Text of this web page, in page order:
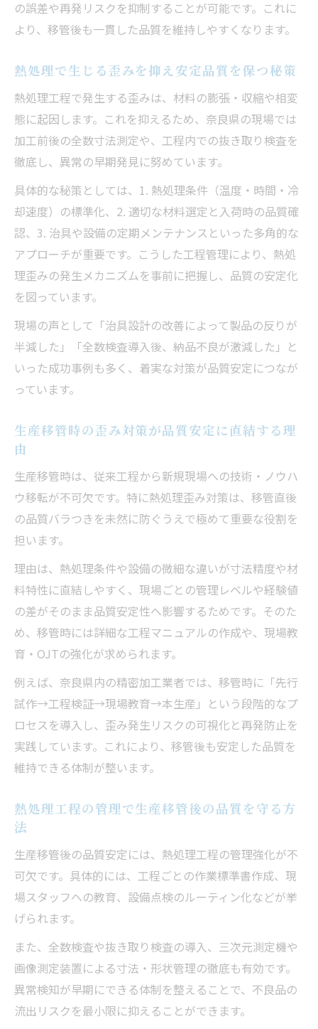
の誤差や再発リスクを抑制することが可能です。これに
より、移管後も一貫した品質を維持しやすくなります。
熱処理で生じる歪みを抑え安定品質を保つ秘策
熱処理工程で発生する歪みは、材料の膨張・収縮や相変
態に起因します。これを抑えるため、奈良県の現場では
加工前後の全数寸法測定や、工程内での抜き取り検査を
徹底し、異常の早期発見に努めています。
具体的な秘策としては、1. 熱処理条件（温度・時間・冷
却速度）の標準化、2. 適切な材料選定と入荷時の品質確
認、3. 治具や設備の定期メンテナンスといった多角的な
アプローチが重要です。こうした工程管理により、熱処
理歪みの発生メカニズムを事前に把握し、品質の安定化
を図っています。
現場の声として「治具設計の改善によって製品の反りが
半減した」「全数検査導入後、納品不良が激減した」と
いった成功事例も多く、着実な対策が品質安定につなが
っています。
生産移管時の歪み対策が品質安定に直結する理
由
生産移管時は、従来工程から新規現場への技術・ノウハ
ウ移転が不可欠です。特に熱処理歪み対策は、移管直後
の品質バラつきを未然に防ぐうえで極めて重要な役割を
担います。
理由は、熱処理条件や設備の微細な違いが寸法精度や材
料特性に直結しやすく、現場ごとの管理レベルや経験値
の差がそのまま品質安定性へ影響するためです。そのた
め、移管時には詳細な工程マニュアルの作成や、現場教
育・OJTの強化が求められます。
例えば、奈良県内の精密加工業者では、移管時に「先行
試作→工程検証→現場教育→本生産」という段階的なプ
ロセスを導入し、歪み発生リスクの可視化と再発防止を
実践しています。これにより、移管後も安定した品質を
維持できる体制が整います。
熱処理工程の管理で生産移管後の品質を守る方
法
生産移管後の品質安定には、熱処理工程の管理強化が不
可欠です。具体的には、工程ごとの作業標準書作成、現
場スタッフへの教育、設備点検のルーティン化などが挙
げられます。
また、全数検査や抜き取り検査の導入、三次元測定機や
画像測定装置による寸法・形状管理の徹底も有効です。
異常検知が早期にできる体制を整えることで、不良品の
流出リスクを最小限に抑えることができます。